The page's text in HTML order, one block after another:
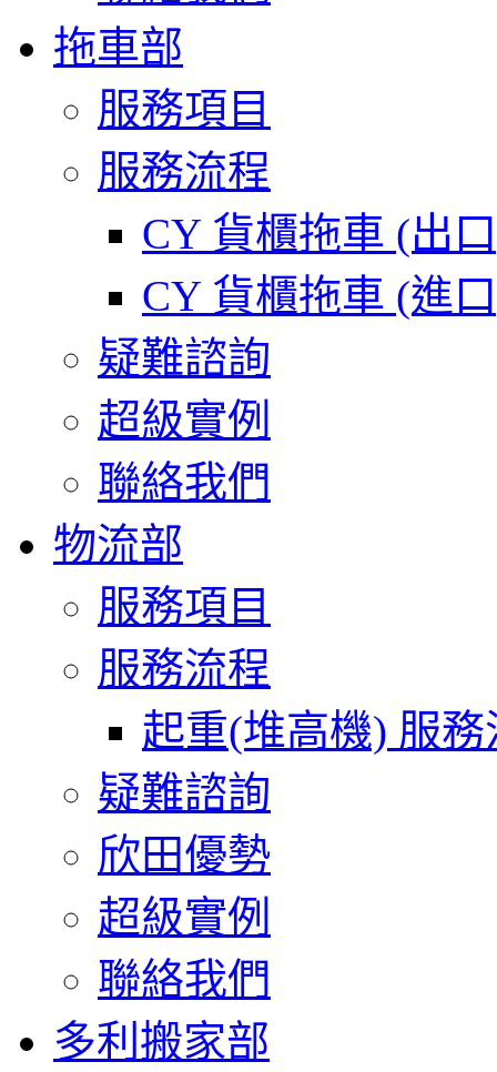
拖車部
服務項目
服務流程
CY 貨櫃拖車 (出
CY 貨櫃拖車 (進
疑難諮詢
超級實例
聯絡我們
物流部
服務項目
服務流程
起重(堆高機) 服務
疑難諮詢
欣田優勢
超級實例
聯絡我們
多利搬家部